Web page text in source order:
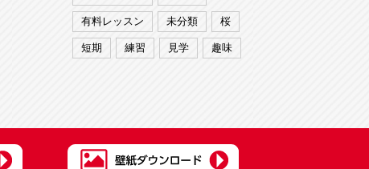
有料レッスン 未分類 桜
短期 練習 見学 趣味